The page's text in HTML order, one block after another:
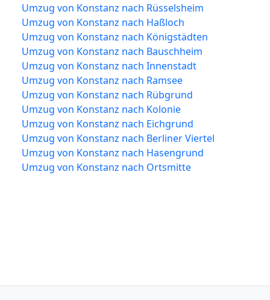
Umzug von Konstanz nach Rüsselsheim
Umzug von Konstanz nach Haßloch
Umzug von Konstanz nach Königstädten
Umzug von Konstanz nach Bauschheim
Umzug von Konstanz nach Innenstadt
Umzug von Konstanz nach Ramsee
Umzug von Konstanz nach Rübgrund
Umzug von Konstanz nach Kolonie
Umzug von Konstanz nach Eichgrund
Umzug von Konstanz nach Berliner Viertel
Umzug von Konstanz nach Hasengrund
Umzug von Konstanz nach Ortsmitte